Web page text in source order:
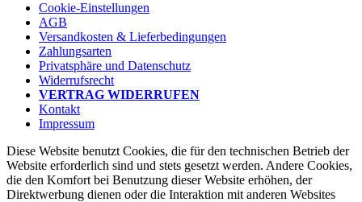
Cookie-Einstellungen
AGB
Versandkosten & Lieferbedingungen
Zahlungsarten
Privatsphäre und Datenschutz
Widerrufsrecht
VERTRAG WIDERRUFEN
Kontakt
Impressum
Diese Website benutzt Cookies, die für den technischen Betrieb der
Website erforderlich sind und stets gesetzt werden. Andere Cookies,
die den Komfort bei Benutzung dieser Website erhöhen, der
Direktwerbung dienen oder die Interaktion mit anderen Websites